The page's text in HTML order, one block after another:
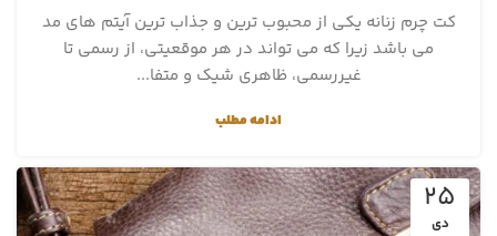
کت چرم زنانه یکی از محبوب‌ ترین و جذاب‌ ترین آیتم‌ های مد
می باشد زیرا که می‌ تواند در هر موقعیتی، از رسمی تا
غیررسمی، ظاهری شیک و متفا...
ادامه مطلب
25
دی